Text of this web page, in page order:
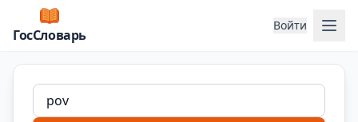
ГосСловарь
Войти